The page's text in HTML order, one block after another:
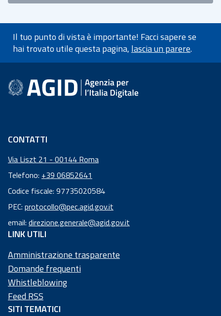
Il tuo punto di vista è importante! Facci sapere se
hai trovato utile questa pagina, lascia un parere.
Informazioni a piè di
CONTATTI
Via Liszt 21 - 00144 Roma
Telefono: +39 06852641
Codice fiscale: 97735020584
Codice
fiscale:
97
73
50
20
58
4
PEC: protocollo@pec.agid.gov.it
email: direzione.generale@agid.gov.it
LINK UTILI
Amministrazione trasparente
Domande frequenti
Whistleblowing
Feed RSS
SITI TEMATICI